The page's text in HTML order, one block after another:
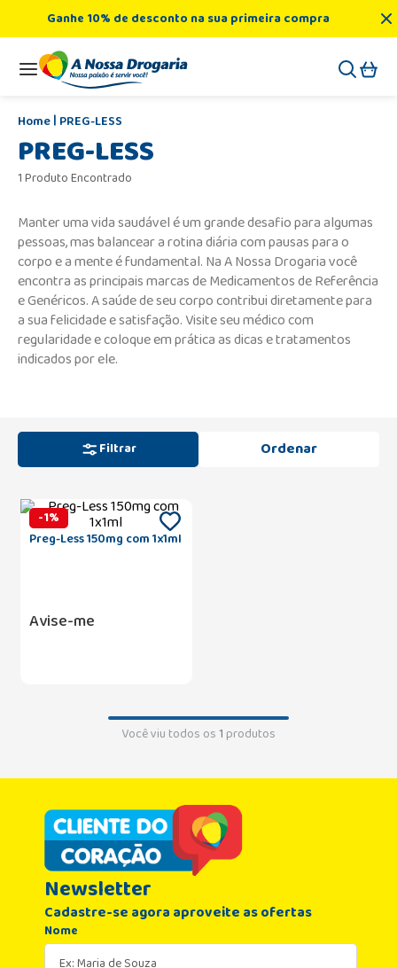
Ganhe 10% de desconto na sua primeira compra
PREG-LESS
PREG-LESS
1 Produto Encontrado
Manter uma vida saudável é um grande desafio para algumas
pessoas, mas balancear a rotina diária com pausas para o
corpo e a mente é fundamental. Na A Nossa Drogaria você
encontra as principais marcas de Medicamentos de Referência
e Genéricos. A saúde de seu corpo contribui diretamente para
a sua felicidade e satisfação. Visite seu médico com
regularidade e coloque em prática as dicas e tratamentos
indicados por ele.
Filtrar
-1%
Preg-Less 150mg com 1x1ml
Avise-me
Você viu todos os1produtos
Newsletter
Cadastre-se agora aproveite as ofertas
Nome